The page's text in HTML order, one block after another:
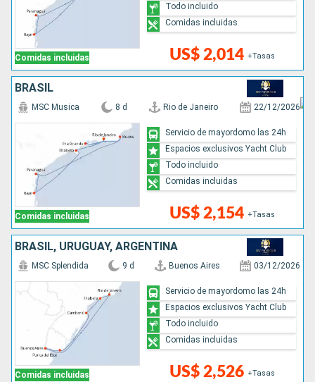
Comidas incluidas US$ 2,014 +Tasas
Todo incluido
Comidas incluidas
BRASIL
Comidas incluidas
MSC Musica 8 d Rio de Janeiro 22/12/2026
US$ 2,154 +Tasas
Servicio de mayordomo las 24h
Espacios exclusivos Yacht Club
Todo incluido
Comidas incluidas
BRASIL, URUGUAY, ARGENTINA
Comidas incluidas
MSC Splendida 9 d Buenos Aires 03/12/2026
US$ 2,526 +Tasas
Servicio de mayordomo las 24h
Espacios exclusivos Yacht Club
Todo incluido
Comidas incluidas